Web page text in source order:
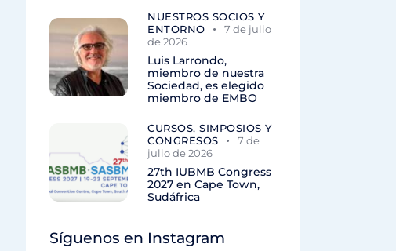
NUESTROS SOCIOS Y
ENTORNO
7 de julio
de 2026
Luis Larrondo,
miembro de nuestra
Sociedad, es elegido
miembro de EMBO
CURSOS, SIMPOSIOS Y
CONGRESOS
7 de
julio de 2026
27th IUBMB Congress
2027 en Cape Town,
Sudáfrica
Síguenos en Instagram